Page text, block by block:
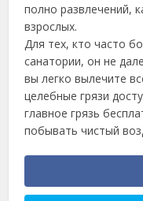
полно развлечений,
взрослых.
Для тех, кто часто
санатории, он не
вы легко вылечите
целебные грязи
главное грязь
побывать чистый